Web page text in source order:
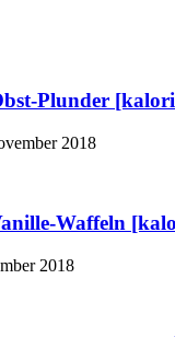
Plunder
2018
Waffeln
2018